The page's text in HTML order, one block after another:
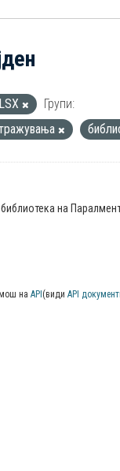
Групи:
на
на API (види API